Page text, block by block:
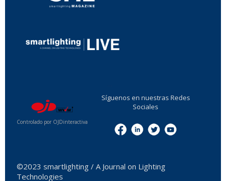
Controlado por OJDinteractiva
Síguenos en nuestras Redes
Sociales
©2023 smartlighting / A Journal on Lighting
Technologies